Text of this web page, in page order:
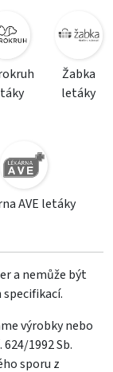
Žabka
letáky
AVE letáky
a nemůže být
výrobky nebo
1992 Sb.
sporu z